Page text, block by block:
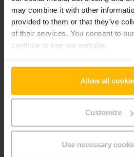
may combine it with other
provided to them or that they’ve
of their services. You consent to
continue to use our website.
Allow all
Customize
Use necessary
Technische Daten
Batterie Blei-
Batterie Aufarbeitungsjahr 2026
Baujahr 2019
2000